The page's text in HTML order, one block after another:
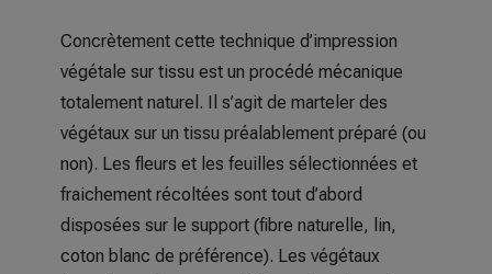
Concrètement cette technique d’impression
végétale sur tissu est un procédé mécanique
totalement naturel. Il s’agit de marteler des
végétaux sur un tissu préalablement préparé (ou
non). Les fleurs et les feuilles sélectionnées et
fraichement récoltées sont tout d’abord
disposées sur le support (fibre naturelle, lin,
coton blanc de préférence). Les végétaux